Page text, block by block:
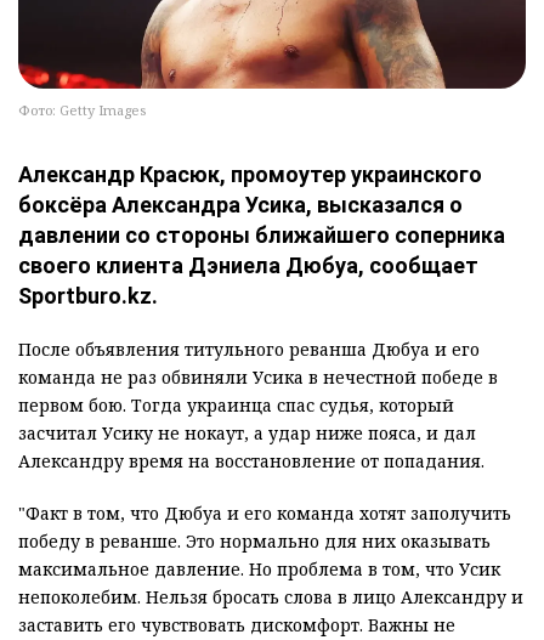
Фото: Getty Images
Александр Красюк, промоутер украинского
боксёра Александра Усика, высказался о
давлении со стороны ближайшего соперника
своего клиента Дэниела Дюбуа, сообщает
Sportburo.kz.
После объявления титульного реванша Дюбуа и его
команда не раз обвиняли Усика в нечестной победе в
первом бою. Тогда украинца спас судья, который
засчитал Усику не нокаут, а удар ниже пояса, и дал
Александру время на восстановление от попадания.
"Факт в том, что Дюбуа и его команда хотят заполучить
победу в реванше. Это нормально для них оказывать
максимальное давление. Но проблема в том, что Усик
непоколебим. Нельзя бросать слова в лицо Александру и
заставить его чувствовать дискомфорт. Важны не